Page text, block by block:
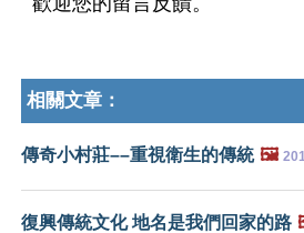
相關文章：
傳奇小村莊––重視衛生的傳統 🖼️
復興傳統文化 地名是我們回家的路